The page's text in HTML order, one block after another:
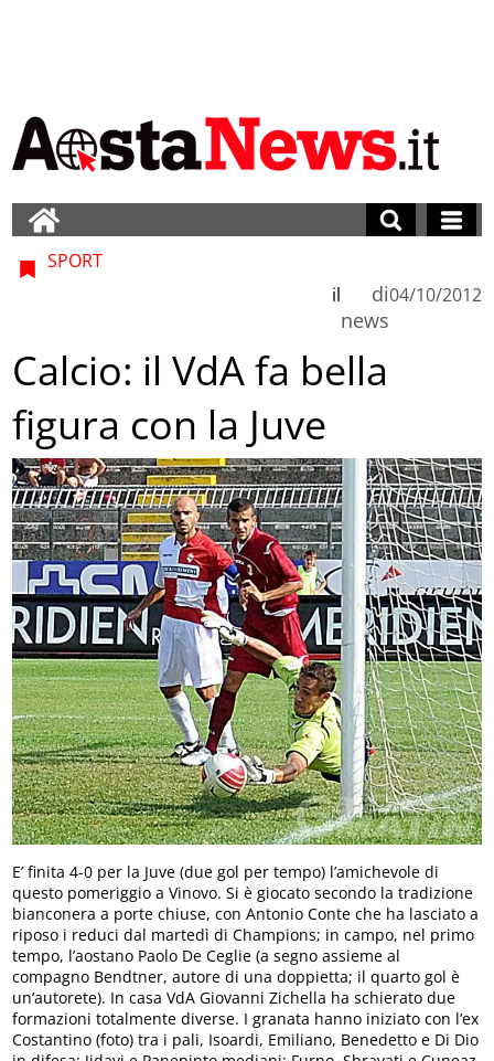
SPORT
di
news
il 04/10/2012
Calcio: il VdA fa bella
figura con la Juve
E’ finita 4-0 per la Juve (due gol per tempo) l’amichevole di
questo pomeriggio a Vinovo. Si è giocato secondo la tradizione
bianconera a porte chiuse, con Antonio Conte che ha lasciato a
riposo i reduci dal martedì di Champions; in campo, nel primo
tempo, l’aostano Paolo De Ceglie (a segno assieme al
compagno Bendtner, autore di una doppietta; il quarto gol è
un’autorete). In casa VdA Giovanni Zichella ha schierato due
formazioni totalmente diverse. I granata hanno iniziato con l’ex
Costantino (foto) tra i pali, Isoardi, Emiliano, Benedetto e Di Dio